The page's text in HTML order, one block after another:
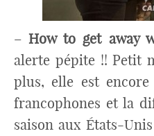
–How to get away
alerte pépite !! Petit
plus, elle est
francophones et la
saison aux États-